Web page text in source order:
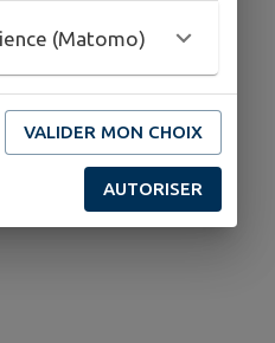
(Matomo)
VALIDER MON CHOIX
AUTORISER